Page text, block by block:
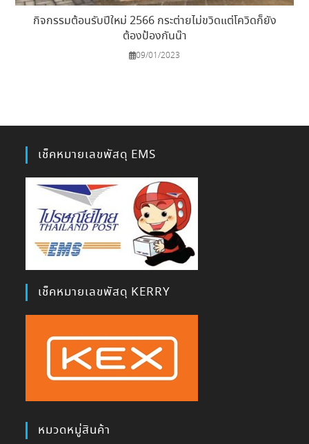
กิจกรรมต้อนรับปีใหม่ 2566 กระต่ายไม่ขวิดแต่โควิดก็ยัง
ต้องป้องกันน๊า
09/01/2023
เช็คหมายเลขพัสดุ EMS
เช็คหมายเลขพัสดุ KERRY
หมวดหมู่สินค้า